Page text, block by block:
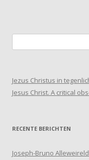
naar:
Jezus Christus in
Jesus Christ. A critical
RECENTE BERICHTEN
Joseph-Bruno